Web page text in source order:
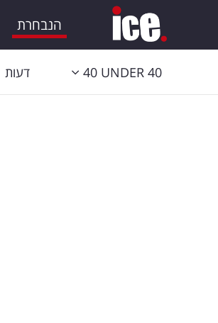
הנבחרת
40 UNDER 40 דעות